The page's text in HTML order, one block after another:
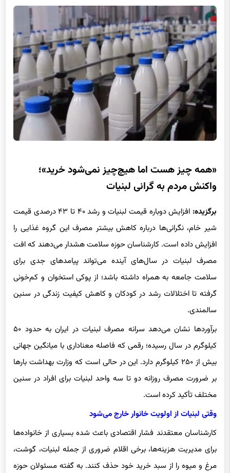
«همه چیز هست اما هیچ‌چیز نمی‌شود خرید»؛
واکنش مردم به گرانی لبنیات
برگزیده:
افزایش دوباره قیمت لبنیات و رشد ۴۰ تا ۴۳ درصدی قیمت
شیر خام، نگرانی‌ها درباره کاهش بیشتر مصرف این گروه غذایی را
افزایش داده است. کارشناسان حوزه سلامت هشدار می‌دهند که افت
مصرف لبنیات در سال‌های آینده می‌تواند پیامدهای جدی برای
سلامت جامعه به همراه داشته باشد؛ از پوکی استخوان و کم‌خونی
گرفته تا اختلالات رشد در کودکان و کاهش کیفیت زندگی در سنین
سالمندی.
برآوردها نشان می‌دهد سرانه مصرف لبنیات در ایران به حدود ۵۰
کیلوگرم در سال رسیده؛ رقمی که فاصله معناداری با میانگین جهانی
بیش از ۲۵۰ کیلوگرم دارد. این در حالی است که وزارت بهداشت بارها
بر ضرورت مصرف روزانه دو تا سه واحد لبنیات برای افراد در سنین
مختلف تأکید کرده است.
وقتی لبنیات از اولویت خانوار خارج می‌شود
کارشناسان معتقدند فشار اقتصادی باعث شده بسیاری از خانواده‌ها
برای مدیریت هزینه‌ها، برخی اقلام ضروری از جمله لبنیات، گوشت،
مرغ و میوه را از سبد خرید خود حذف کنند. به گفته مسئولان حوزه